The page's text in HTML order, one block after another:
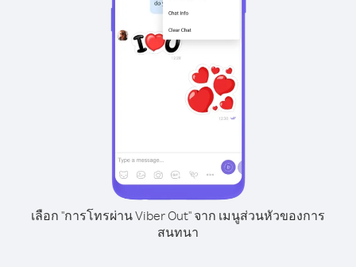
เลือก "การโทรผ่าน Viber Out" จาก เมนูส่วนหัวของการ
สนทนา